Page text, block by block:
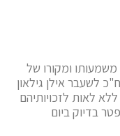
משמעותו ומקורו של
לשעבר אילן גילאון
לאות לזכויותיהם
בדיוק ביום